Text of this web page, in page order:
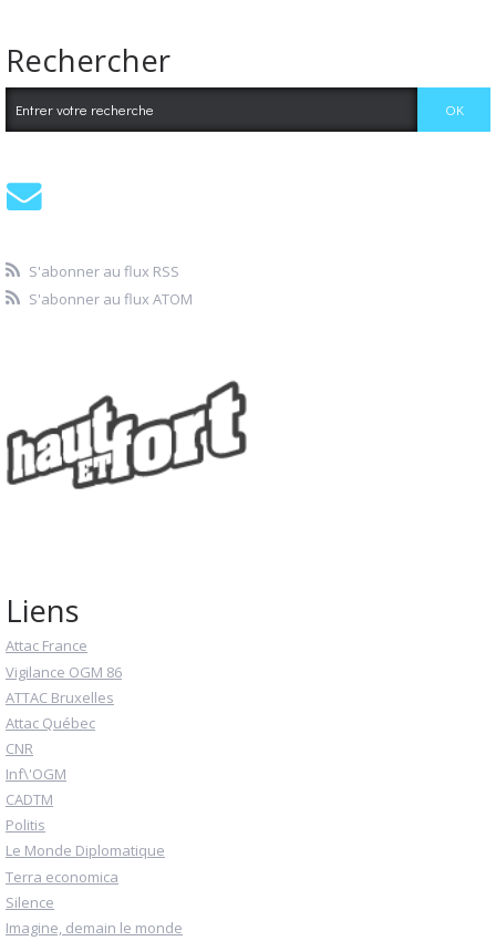
Rechercher
S'abonner au flux RSS
S'abonner au flux ATOM
Liens
Attac France
Vigilance OGM 86
ATTAC Bruxelles
Attac Québec
CNR
Inf\'OGM
CADTM
Politis
Le Monde Diplomatique
Terra economica
Silence
Imagine, demain le monde